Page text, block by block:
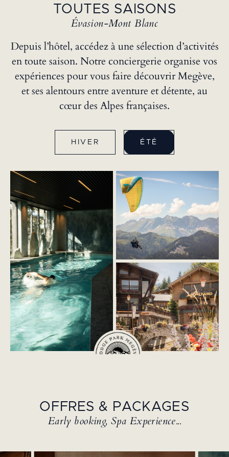
TOUTES SAISONS
Évasion-Mont Blanc
Depuis l’hôtel, accédez à une sélection d’activités
en toute saison. Notre conciergerie organise vos
expériences pour vous faire découvrir Megève,
et ses alentours entre aventure et détente, au
cœur des Alpes françaises.
HIVER ÉTÉ
OFFRES & PACKAGES
Early booking, Spa Experience...